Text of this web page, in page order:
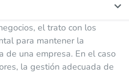
el trato con los
para mantener la
de una empresa. En el caso
la gestión adecuada de